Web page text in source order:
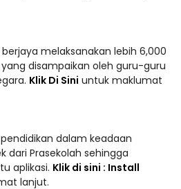
melaksanakan lebih 6,000
disampaikan oleh guru-guru
Klik Di Sini untuk maklumat
dalam keadaan
dari Prasekolah sehingga
aplikasi. Klik di sini : Install
lanjut.